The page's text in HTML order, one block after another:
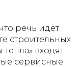
речь идёт
строительных
входят
сервисные